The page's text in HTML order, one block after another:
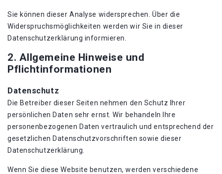
Sie können dieser Analyse widersprechen. Über die
Widerspruchsmöglichkeiten werden wir Sie in dieser
Datenschutzerklärung informieren.
2. Allgemeine Hinweise und
Pflichtinformationen
Datenschutz
Die Betreiber dieser Seiten nehmen den Schutz Ihrer
persönlichen Daten sehr ernst. Wir behandeln Ihre
personenbezogenen Daten vertraulich und entsprechend der
gesetzlichen Datenschutzvorschriften sowie dieser
Datenschutzerklärung.
Wenn Sie diese Website benutzen, werden verschiedene